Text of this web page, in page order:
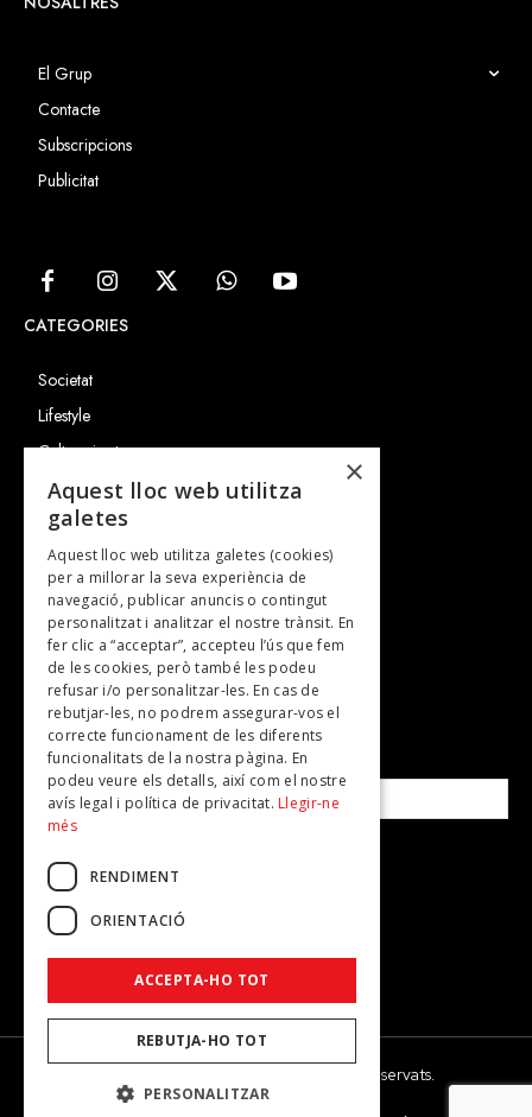
El Grup
Contacte
Subscripcions
Publicitat
CATEGORIES
Societat
Lifestyle
Cultura i art
Entrevistes
Gastronomia
TV
Plans per fer
Revistes
SUBSCRIU-TE A LA NOSTRA NEWSLETTER!
Correu electrònic*
Accepto lapolítica de privacitat
© 2026 - Dona Secret - Tots els drets reservats.
×
Aquest lloc web utilitza
galetes
Aquest lloc web utilitza galetes (cookies)
per a millorar la seva experiència de
navegació, publicar anuncis o contingut
personalitzat i analitzar el nostre trànsit. En
fer clic a “acceptar”, accepteu l’ús que fem
de les cookies, però també les podeu
refusar i/o personalitzar-les. En cas de
rebutjar-les, no podrem assegurar-vos el
correcte funcionament de les diferents
funcionalitats de la nostra pàgina. En
podeu veure els detalls, així com el nostre
avís legal i política de privacitat. Llegir-ne
més
RENDIMENT
ORIENTACIÓ
ACCEPTA-HO TOT
REBUTJA-HO TOT
PERSONALITZAR